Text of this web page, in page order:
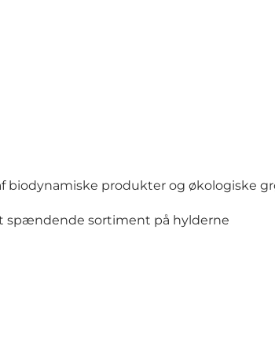
biodynamiske produkter og økologiske
spændende sortiment på hylderne